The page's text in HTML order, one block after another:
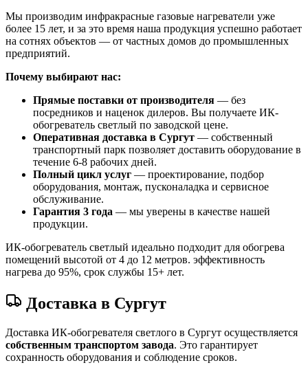
Мы производим инфракрасные газовые нагреватели уже
более 15 лет, и за это время наша продукция успешно работает
на сотнях объектов — от частных домов до промышленных
предприятий.
Почему выбирают нас:
Прямые поставки от производителя — без
посредников и наценок дилеров. Вы получаете ИК-
обогреватель светлый по заводской цене.
Оперативная доставка в Сургут — собственный
транспортный парк позволяет доставить оборудование в
течение 6-8 рабочих дней.
Полный цикл услуг — проектирование, подбор
оборудования, монтаж, пусконаладка и сервисное
обслуживание.
Гарантия 3 года — мы уверены в качестве нашей
продукции.
ИК-обогреватель светлый идеально подходит для обогрева
помещений высотой от 4 до 12 метров. эффективность
нагрева до 95%, срок службы 15+ лет.
Доставка в Сургут
Доставка ИК-обогревателя светлого в Сургут осуществляется
собственным транспортом завода. Это гарантирует
сохранность оборудования и соблюдение сроков.